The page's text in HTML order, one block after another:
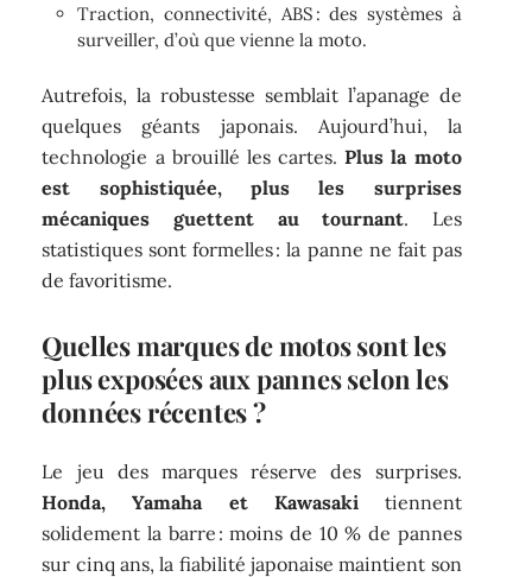
Traction, connectivité, ABS : des systèmes à
surveiller, d’où que vienne la moto.
Autrefois, la robustesse semblait l’apanage de
quelques géants japonais. Aujourd’hui, la
technologie a brouillé les cartes.Plus la moto
est sophistiquée, plus les surprises
mécaniques guettent au tournant. Les
statistiques sont formelles : la panne ne fait pas
de favoritisme.
Quelles marques de motos sont les
plus exposées aux pannes selon les
données récentes ?
Le jeu des marques réserve des surprises.
Honda, Yamaha et Kawasakitiennent
solidement la barre : moins de 10 % de pannes
sur cinq ans, la fiabilité japonaise maintient son